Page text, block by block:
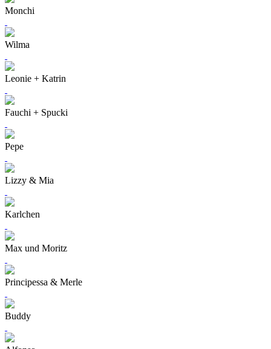
Monchi
Wilma
Leonie + Katrin
Fauchi + Spucki
Pepe
Lizzy & Mia
Karlchen
Max und Moritz
Principessa & Merle
Buddy